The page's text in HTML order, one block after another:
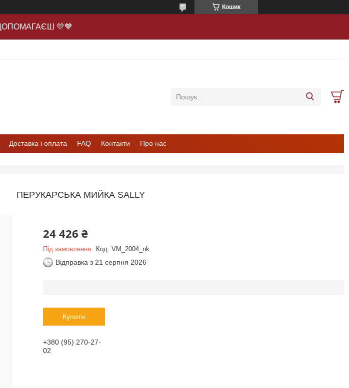
Кошик
💛💙
Доставка і оплата FAQ Контакти Про нас
ПЕРУКАРСЬКА МИЙКА SALLY
24 426 ₴
Під замовлення Код: VM_2004_nk
Відправка з 21 серпня 2026
Купити
+380 (95) 270-27-
02